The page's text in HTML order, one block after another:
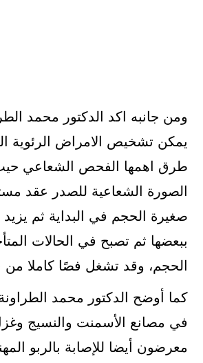
ومن جانبه اكد الدكتور محمد
يمكن تشخيص الامراض الرئوية
طرق اهمها الفحص الشعاعي
الصورة الشعاعية للصدر عقد
صغيرة الحجم في البداية ثم
ببعضها ثم تصبح في الحالات
الحجم، وقد تشغل فصًا كاملا
كما أوضح الدكتور محمد
في مصانع الأسمنت والنسيج
معرضون أيضا للإصابة بالربو